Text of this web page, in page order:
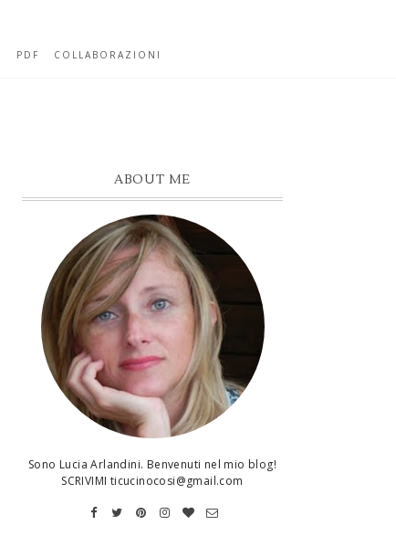
PDF COLLABORAZIONI
ABOUT ME
Sono Lucia Arlandini. Benvenuti nel mio blog!
SCRIVIMI ticucinocosi@gmail.com